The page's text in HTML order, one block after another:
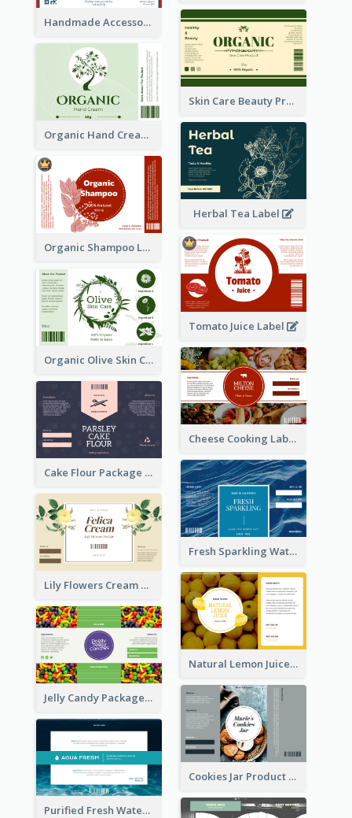
Handmade Accessories Label
Skin Care Beauty Product Label
Organic Hand Cream Label
Herbal Tea Label
Organic Shampoo Label
Tomato Juice Label
Organic Olive Skin Care Label
Cheese Cooking Label
Cake Flour Package Label
Fresh Sparkling Water Label
Lily Flowers Cream Product Label
Natural Lemon Juice Label
Jelly Candy Package Label
Cookies Jar Product Label
Purified Fresh Water Drink Label